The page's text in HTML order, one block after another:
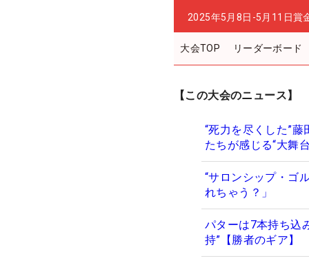
2025年5月8日-5月11日賞
大会TOP リーダーボード
【この大会のニュース】
“死力を尽くした”
たちが感じる“大舞
“サロンシップ・ゴ
れちゃう？」
パターは7本持ち込
持”【勝者のギア】